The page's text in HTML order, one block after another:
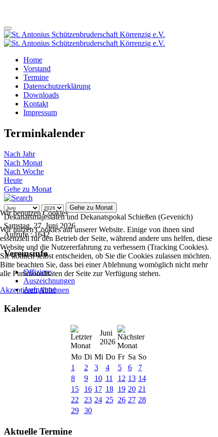
Home
Vorstand
Termine
Datenschutzerklärung
Downloads
Kontakt
Impressum
Terminkalender
Nach Jahr
Nach Monat
Nach Woche
Heute
Gehe zu Monat
Gehe zu Monat
Dekanatsmajestäten und Dekanatspokal Schießen (Gevenich)
Samstag, 27. Juni 2026
Aufrufe: 1642
Vereinsinfo
Offiziere
Auszeichnungen
Aufnahme
Kalender
Juni
2026
Mo Di Mi Do Fr Sa So
1
2 3 4 5 6
7
8
9 10 11 12 13 14
15
16 17 18 19 20 21
22
23 24 25 26 27 28
29
30
Aktuelle Termine
Wir benutzen Cookies
Wir nutzen Cookies auf unserer Website. Einige von ihnen sind
essenziell für den Betrieb der Seite, während andere uns helfen, diese
Website und die Nutzererfahrung zu verbessern (Tracking Cookies).
Sie können selbst entscheiden, ob Sie die Cookies zulassen möchten.
Bitte beachten Sie, dass bei einer Ablehnung womöglich nicht mehr
alle Funktionalitäten der Seite zur Verfügung stehen.
AkzeptierenAblehnen